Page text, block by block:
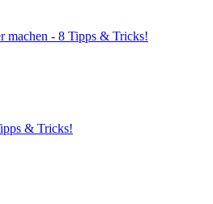
machen - 8 Tipps & Tricks!
& Tricks!